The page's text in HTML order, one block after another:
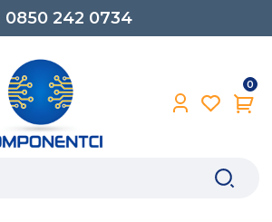
0850 242 0734
0